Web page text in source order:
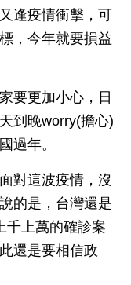
逢疫情衝擊，可
，今年就要損益
要更加小心，日
到晚worry(擔心)
過年。
對這波疫情，沒
的是，台灣還是
千上萬的確診案
還是要相信政